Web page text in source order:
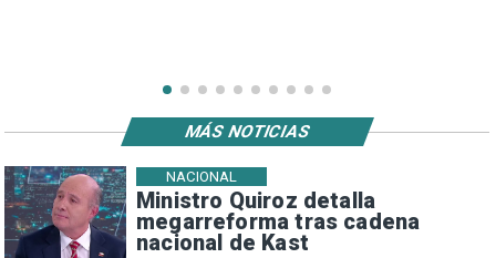
Ministro Quiroz detalla
megarreforma tras cadena
nacional de Kast
NACIONAL
MÁS NOTICIAS